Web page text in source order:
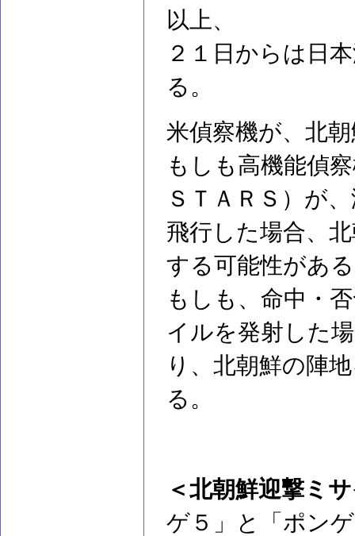
以上、
２１日からは日
る。
米偵察機が、北
もしも高機能偵
ＳＴＡＲＳ）が
飛行した場合、
する可能性があ
もしも、命中・
イルを発射した
り、北朝鮮の陣
る。
＜北朝鮮迎撃ミ
ゲ５」と「ポン